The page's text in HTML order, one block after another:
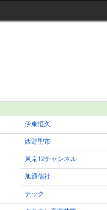
伊東恒久
西野聖市
東京12チャンネル
旭通信社
ナック